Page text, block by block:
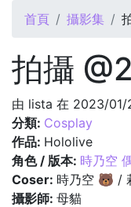
您在這裡
首頁 攝影集
拍攝
由 lista 在 2023/01/
分類: Cosplay
作品: Hololive
角色 / 版本: 時乃空
Coser: 時乃空 🐻 /
攝影師: 母貓